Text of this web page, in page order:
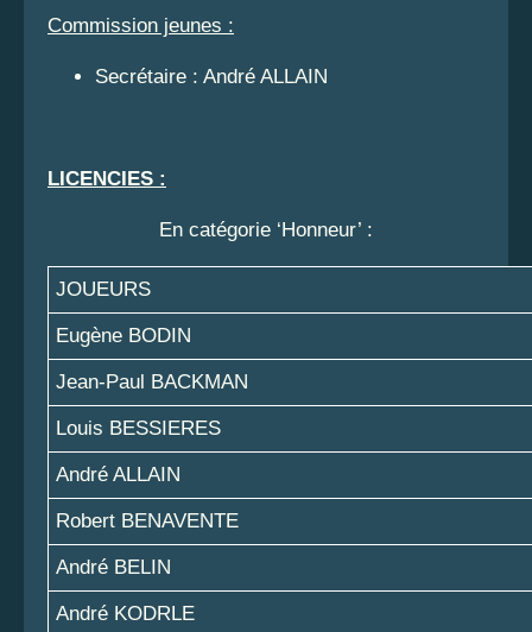
Commission jeunes :
Secrétaire : André ALLAIN
LICENCIES :
En catégorie ‘Honneur’ :
JOUEURS
Eugène BODIN
Jean-Paul BACKMAN
Louis BESSIERES
André ALLAIN
Robert BENAVENTE
André BELIN
André KODRLE